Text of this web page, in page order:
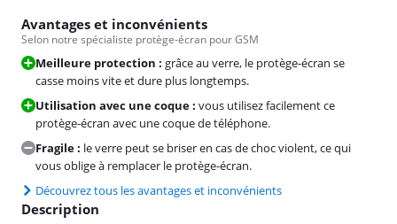
Avantages et inconvénients
Selon notre spécialiste protège-écran pour GSM
Meilleure protection : grâce au verre, le protège-écran se
casse moins vite et dure plus longtemps.
Utilisation avec une coque : vous utilisez facilement ce
protège-écran avec une coque de téléphone.
Fragile : le verre peut se briser en cas de choc violent, ce qui
vous oblige à remplacer le protège-écran.
Découvrez tous les avantages et inconvénients
Description